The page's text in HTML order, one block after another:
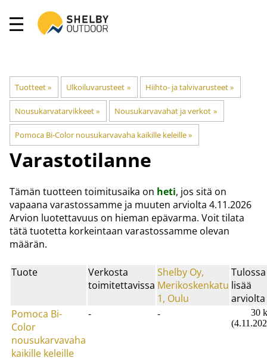
Tuotteet‪» Ulkoiluvarusteet ‪» Hiihto- ja talvivarusteet‪»
Nousukarvatarvikkeet‪» Nousukarvavahat ja verkot ‪»
Pomoca Bi-Color nousukarvavaha kaikille keleille‪»
Varastotilanne
Tämän tuotteen toimitusaika on heti, jos sitä on
vapaana varastossamme ja muuten arviolta 4.11.2026
Arvion luotettavuus on hieman epävarma. Voit tilata
tätä tuotetta korkeintaan varastossamme olevan
määrän.
Tuote
Verkosta
toimitettavissa
Shelby Oy,
Merikoskenkatu
1, Oulu
Tulossa
lisää
arviolta
Pomoca Bi-
Color
nousukarvavaha
kaikille keleille
- -
30